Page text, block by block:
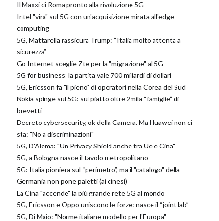
Il Maxxi di Roma pronto alla rivoluzione 5G
Intel "vira" sul 5G con un'acquisizione mirata all'edge
computing
5G, Mattarella rassicura Trump: “Italia molto attenta a
sicurezza”
Go Internet sceglie Zte per la "migrazione" al 5G
5G for business: la partita vale 700 miliardi di dollari
5G, Ericsson fa "il pieno" di operatori nella Corea del Sud
Nokia spinge sul 5G: sul piatto oltre 2mila “famiglie” di
brevetti
Decreto cybersecurity, ok della Camera. Ma Huawei non ci
sta: "No a discriminazioni"
5G, D'Alema: "Un Privacy Shield anche tra Ue e Cina"
5G, a Bologna nasce il tavolo metropolitano
5G: Italia pioniera sul “perimetro”, ma il "catalogo" della
Germania non pone paletti (ai cinesi)
La Cina "accende" la più grande rete 5G al mondo
5G, Ericsson e Oppo uniscono le forze: nasce il “joint lab”
5G, Di Maio: "Norme italiane modello per l'Europa"